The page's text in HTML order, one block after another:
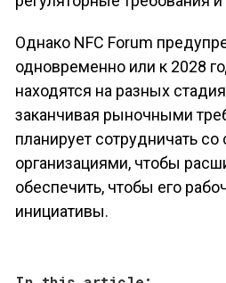
Однако NFC Forum
одновременно или к 2028
находятся на разных
заканчивая рыночными
планирует сотрудничать
организациями, чтобы
обеспечить, чтобы его
инициативы.